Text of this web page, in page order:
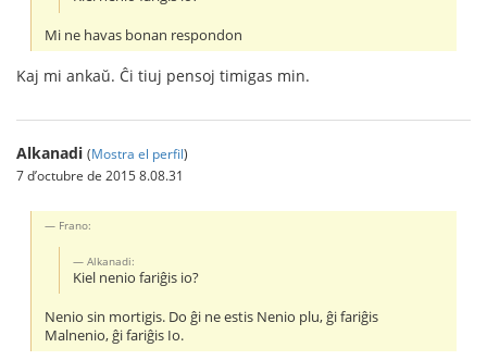
Mi ne havas bonan respondon
Kaj mi ankaŭ. Ĉi tiuj pensoj timigas min.
Alkanadi (Mostra el perfil)
7 d’octubre de 2015 8.08.31
Frano:
Alkanadi:
Kiel nenio fariĝis io?
Nenio sin mortigis. Do ĝi ne estis Nenio plu, ĝi fariĝis
Malnenio, ĝi fariĝis Io.